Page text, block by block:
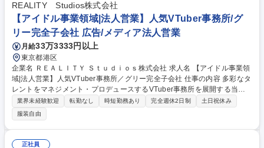
REALITY Studios株式会社
【アイドル事業領域|法人営業】人気VTuber事務所/グ
リー完全子会社 広告/メディア法人営業
月給33万3333円以上
東京都港区
企業名 ＲＥＡＬＩＴＹ Ｓｔｕｄｉｏｓ株式会社 求人名 【アイドル事業領
域|法人営業】人気VTuber事務所／グリー完全子会社 仕事の内容 多彩なタ
レントをマネジメント・プロデュースするVTuber事務所を展開する当社
にて、広告代理店や広告主へ向けた自社IP活用の企画提案・コンサルティ
ングなど、事業拡大を牽引するセールスを担当いただきます！ 【具体的に
は】■多彩な自社所属タレントのIPを活用したクライアントへの企画・コ
ンサルティング営業 ■顧客ニーズに合わせたマーケティングプランの構築
及び最適なプロモーション企画の提案 ■施策実行に向けた社内外のステー
業界未経験歓迎 転勤なし 時短勤務あり 完全週休2日制
土日祝休み
服装自由
正社員